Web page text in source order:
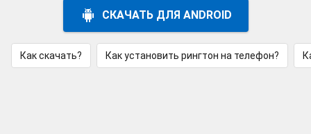
СКАЧАТЬ ДЛЯ ANDROID
Как скачать? Как установить рингтон на телефон?